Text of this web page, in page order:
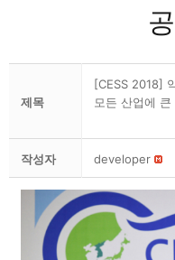
제목
[CESS 2018]
모든 산업에
작성자 developer